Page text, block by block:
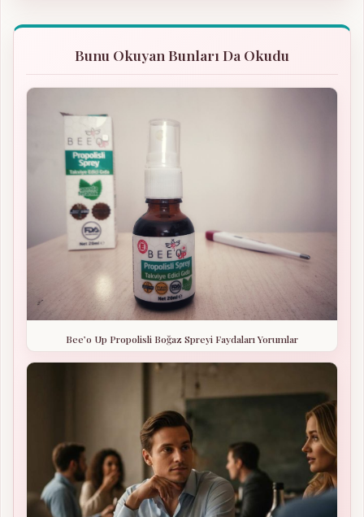
Bunu Okuyan Bunları Da Okudu
Bee’o Up Propolisli Boğaz Spreyi Faydaları Yorumlar